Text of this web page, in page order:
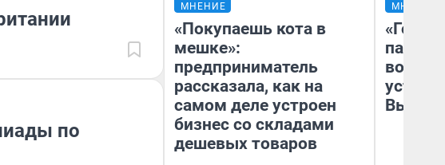
по
МНЕНИЕ
«Покупаешь кота в
мешке»:
предприниматель
рассказала, как на
самом деле устроен
бизнес со складами
дешевых товаров
МНЕНИЕ